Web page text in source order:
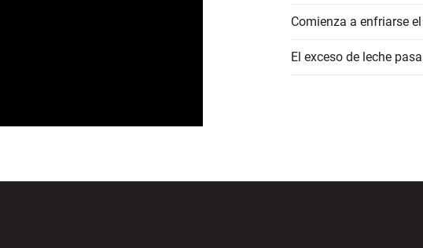
Comienza a enfriarse
El exceso de leche